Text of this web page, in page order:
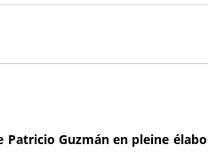
Guzmán en pleine